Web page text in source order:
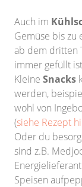
Auch im
Gemüse bis zu
ab dem dritten
immer gefüllt
Kleine Snacks
werden,
wohl von
(siehe Rezept
Oder du
sind z.B.
Speisen